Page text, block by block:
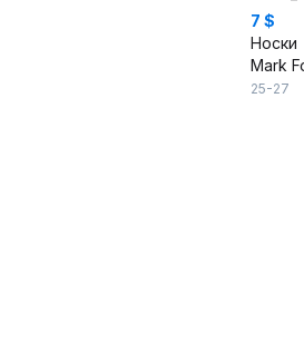
7 $
Носки
Mark
25-27